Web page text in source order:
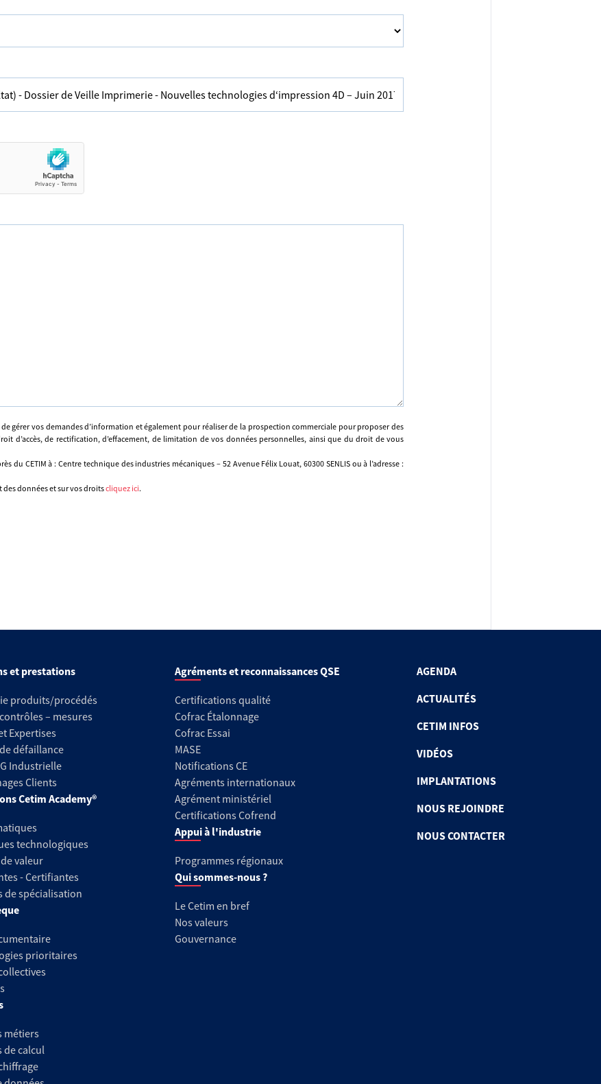
de gérer vos demandes d’information et également pour réaliser de la prospection commerciale pour proposer des
d’accès, de rectification, d’effacement, de limitation de vos données personnelles, ainsi que du droit de vous
du CETIM à : Centre technique des industries mécaniques – 52 Avenue Félix Louat, 60300 SENLIS ou à l’adresse :
données et sur vos droitscliquez ici.
et prestations
produits/procédés
– mesures
Expertises
défaillance
Industrielle
Clients
Cetim Academy®
technologiques
valeur
- Certifiantes
de spécialisation
prioritaires
métiers
de calcul
Agréments et reconnaissances QSE
Certifications qualité
Cofrac Étalonnage
Cofrac Essai
MASE
Notifications CE
Agréments internationaux
Agrément ministériel
Certifications Cofrend
Appui à l'industrie
Programmes régionaux
Qui sommes-nous ?
Le Cetim en bref
Nos valeurs
Gouvernance
AGENDA
ACTUALITÉS
CETIM INFOS
VIDÉOS
IMPLANTATIONS
NOUS REJOINDRE
NOUS CONTACTER